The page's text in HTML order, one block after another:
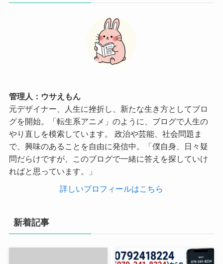
管理人：ウサえもん
元デザイナー、人生に挫折し、新たな生き方としてブロ
グを開始。「転生系アニメ」のように、ブログで人生の
やり直しを模索しています。 政治や芸能、社会問題ま
で、興味のあることを自由に発信中。「僕自身、日々疑
問だらけですが、このブログで一緒に答えを探していけ
ればと思っています。」
詳しいプロフィールはこちら
新着記事